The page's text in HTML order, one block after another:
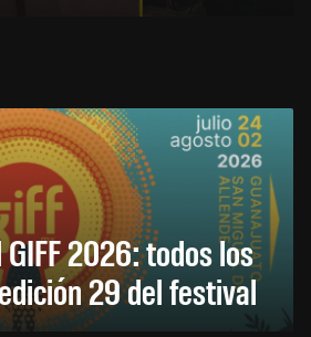
2026: todos los
29 del festival